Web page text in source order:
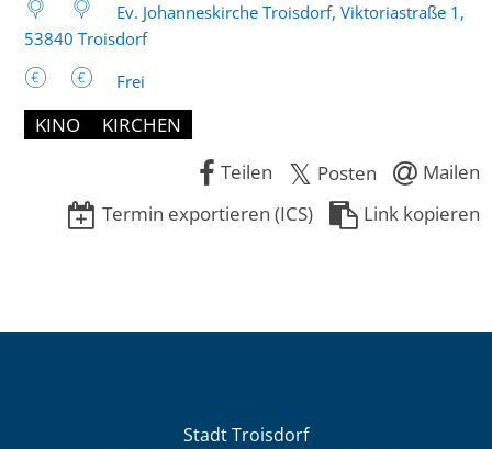
Ev. Johanneskirche Troisdorf, Viktoriastraße 1,
53840 Troisdorf
Frei
KINO
KIRCHEN
Teilen
Posten
Mailen
Termin exportieren (ICS)
Link kopieren
Stadt Troisdorf